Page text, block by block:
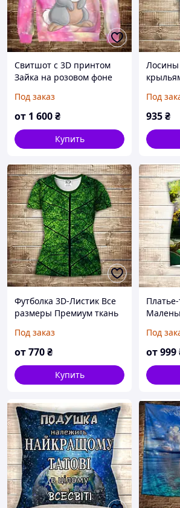
Свитшот с 3D принтом
Зайка на розовом фоне
ткань
Под заказ
от 1 600₴
Купить
Лосины
Под
935₴
Футболка 3D-Листик Все
размеры Премиум ткань
Под заказ
от770₴
Купить
Под
от999